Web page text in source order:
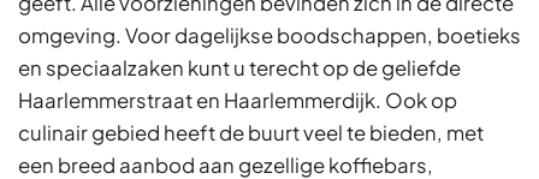
omgeving. Voor dagelijkse boodschappen, boetieks
en speciaalzaken kunt u terecht op de geliefde
Haarlemmerstraat en Haarlemmerdijk. Ook op
culinair gebied heeft de buurt veel te bieden, met
een breed aanbod aan gezellige koffiebars,